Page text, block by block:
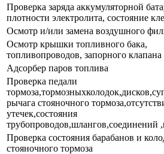
Проверка заряда аккумуляторной
плотности электролита, состояние
Осмотр и/или замена воздушного
Осмотр крышки топливного бака,
топливопроводов, запорного клапана
Адсорбер паров топлива
Проверка педали
рычага стояночного
утечек,состояния
трубопроводов,шлангов,соединений
Проверка состояния барабанов и
стояночного тормоза